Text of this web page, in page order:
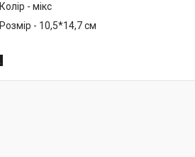
Колір - мікс
Розмір - 10,5*14,7 см